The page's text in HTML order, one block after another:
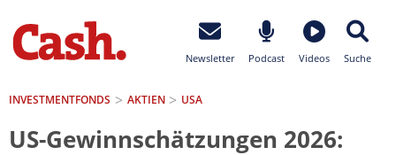
Newsletter Podcast Videos Suche
INVESTMENTFONDS AKTIEN USA
US-Gewinnschätzungen 2026: